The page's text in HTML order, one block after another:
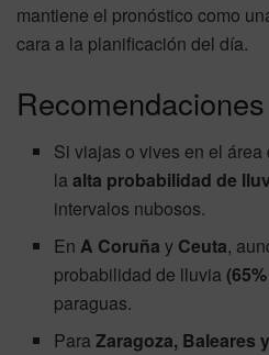
mantiene el pronóstico como
cara a la planificación del día.
Recomendaciones
Si viajas o vives en el área
laalta probabilidad de
intervalos nubosos.
EnA Coruña y Ceuta,
probabilidad de lluvia
paraguas.
ParaZaragoza, Baleares